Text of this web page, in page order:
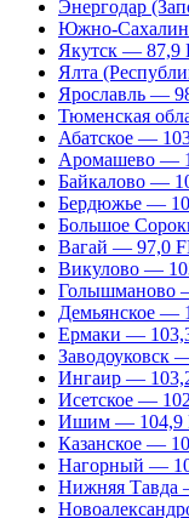
Энергодар
Южно-
Якутск — 87,9
Ялта
Ярославль —
Тюменская
Абатское —
Аромашево —
Байкалово —
Бердюжье —
Большое
Вагай — 97,0
Викулово —
Голышманово
Демьянское —
Ермаки —
Заводоуковск
Ингаир —
Исетское —
Ишим — 104,9
Казанское —
Нагорный —
Нижняя Тавда